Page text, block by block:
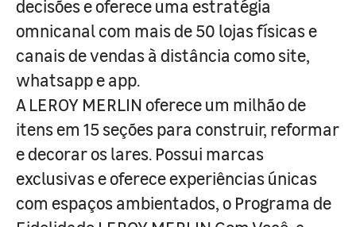
decisões e oferece uma estratégia
omnicanal com mais de 50 lojas físicas e
canais de vendas à distância como site,
whatsapp e app.
A LEROY MERLIN oferece um milhão de
itens em 15 seções para construir, reformar
e decorar os lares. Possui marcas
exclusivas e oferece experiências únicas
com espaços ambientados, o Programa de